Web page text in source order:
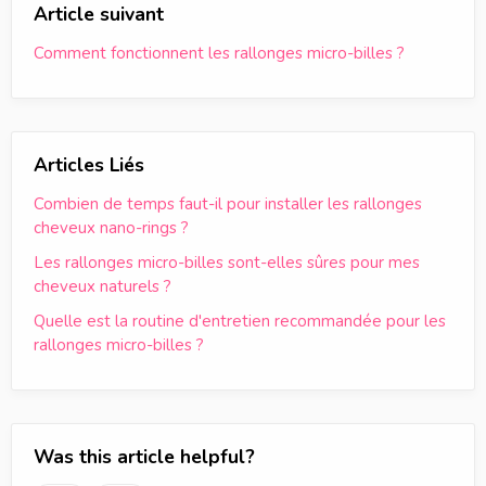
Article suivant
Comment fonctionnent les rallonges micro-billes ?
Articles Liés
Combien de temps faut-il pour installer les rallonges
cheveux nano-rings ?
Les rallonges micro-billes sont-elles sûres pour mes
cheveux naturels ?
Quelle est la routine d'entretien recommandée pour les
rallonges micro-billes ?
Was this article helpful?